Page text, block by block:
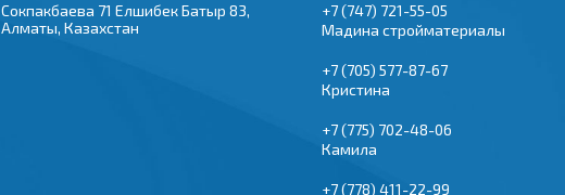
Сокпакбаева 71 Елшибек Батыр 83,
Алматы, Казахстан
+7 (747) 721-55-05
Мадина стройматериалы
+7 (705) 577-87-67
Кристина
+7 (775) 702-48-06
Камила
+7 (778) 411-22-99